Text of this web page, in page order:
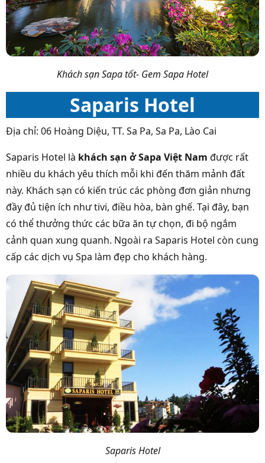
Khách sạn Sapa tốt- Gem Sapa Hotel
Saparis Hotel
Địa chỉ: 06 Hoàng Diệu, TT. Sa Pa, Sa Pa, Lào Cai
Saparis Hotel là khách sạn ở Sapa Việt Nam được rất
nhiều du khách yêu thích mỗi khi đến thăm mảnh đất
này. Khách sạn có kiến trúc các phòng đơn giản nhưng
đầy đủ tiện ích như tivi, điều hòa, bàn ghế. Tại đây, bạn
có thể thưởng thức các bữa ăn tự chọn, đi bộ ngắm
cảnh quan xung quanh. Ngoài ra Saparis Hotel còn cung
cấp các dịch vụ Spa làm đẹp cho khách hàng.
Saparis Hotel